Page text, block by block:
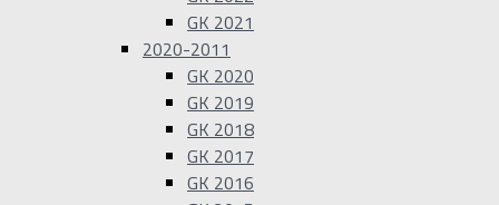
GK 2021
2020-2011
GK 2020
GK 2019
GK 2018
GK 2017
GK 2016